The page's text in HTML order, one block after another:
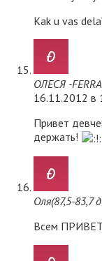
Kak u vas
ОЛЕСЯ -
16.11.2012 в
Привет
держать!
Оля(87,5-83,7
Всем